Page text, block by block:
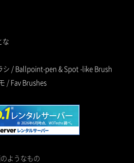
な
シ / Ballpoint-pen & Spot -like Brush
/ Fav Brushes
のようなもの